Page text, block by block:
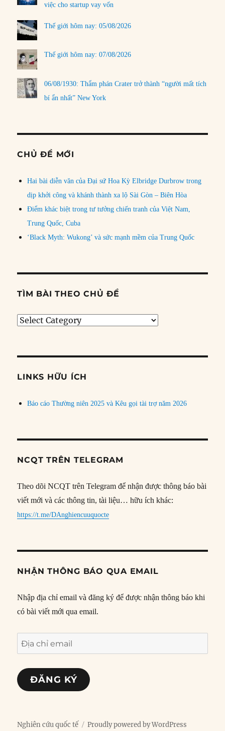
việc cho startup vay vốn
Thế giới hôm nay: 05/08/2026
Thế giới hôm nay: 07/08/2026
06/08/1930: Thẩm phán Crater trở thành “người mất tích
bí ẩn nhất” New York
CHỦ ĐỀ MỚI
Hai bài diễn văn của Đại sứ Hoa Kỳ Elbridge Durbrow trong
dịp khởi công và khánh thành xa lộ Sài Gòn – Biên Hòa
Điểm khác biệt trong tư tưởng chiến tranh của Việt Nam,
Trung Quốc, Cuba
‘Black Myth: Wukong’ và sức mạnh mềm của Trung Quốc
TÌM BÀI THEO CHỦ ĐỀ
Tìm
đề
LINKS HỮU ÍCH
Báo cáo Thường niên 2025 và Kêu gọi tài trợ năm 2026
NCQT TRÊN TELEGRAM
Theo dõi NCQT trên Telegram để nhận được thông báo bài
viết mới và các thông tin, tài liệu… hữu ích khác:
https://t.me/DAnghiencuuquocte
NHẬN THÔNG BÁO QUA EMAIL
Nhập địa chỉ email và đăng ký để được nhận thông báo khi
có bài viết mới qua email.
Địa
chỉ
email
ĐĂNG KÝ
Nghiên cứu quốc tế Proudly powered by WordPress